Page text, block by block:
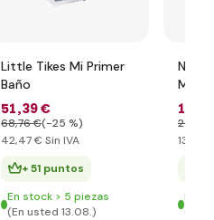
Little Tikes Mi Primer
Baño
51,39 €
68,76 €(-25 %)
42,47 € Sin IVA
+ 51 puntos
En stock > 5 piezas
(En usted 13.08.)
Na!
16
26
13
En
(En